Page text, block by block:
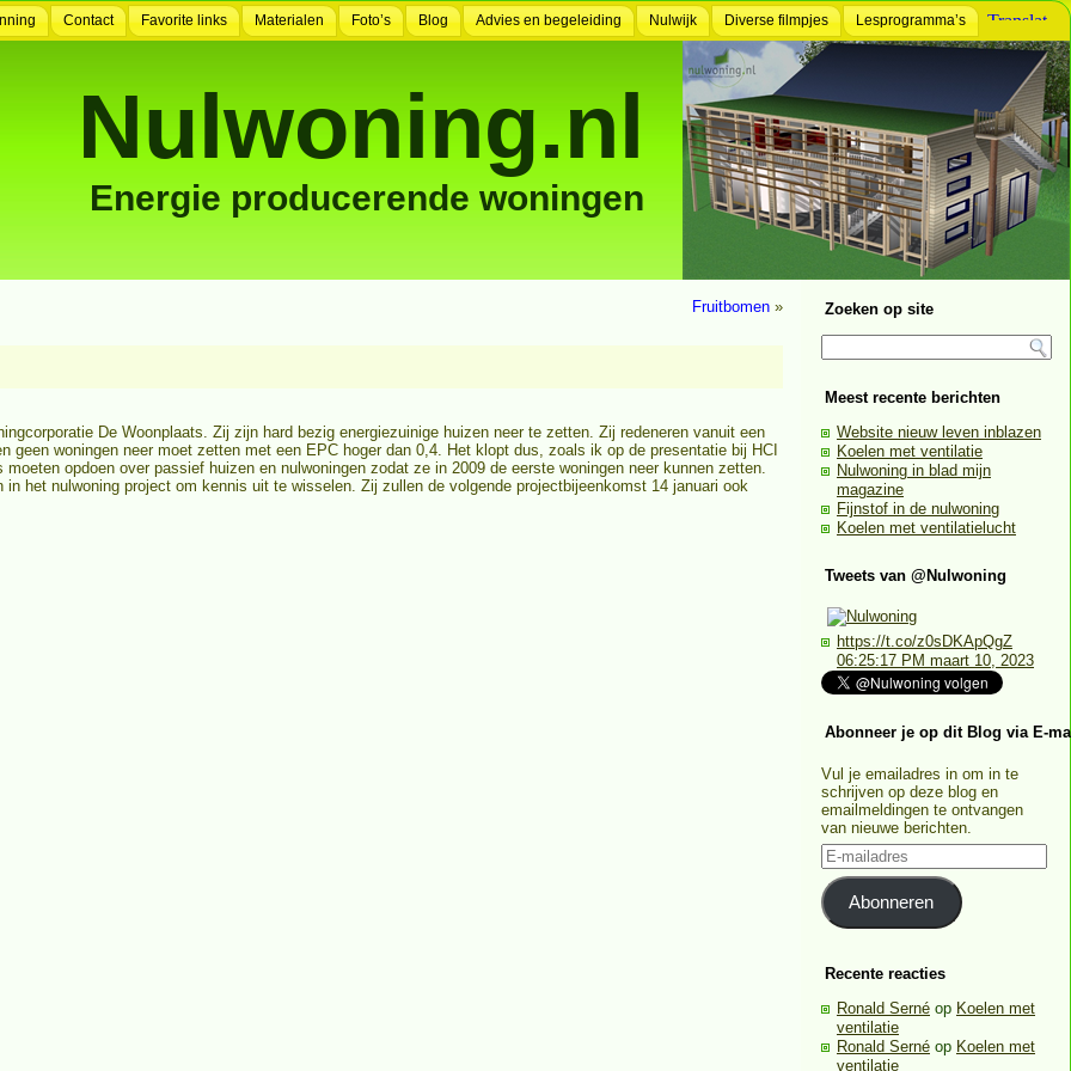
Contact Favorite links Materialen Foto’s Blog Advies en begeleiding Nulwijk Diverse filmpjes Lesprogramma’s
Nulwoning.nl
Energie producerende woningen
Fruitbomen »
De Woonplaats. Zij zijn hard bezig energiezuinige huizen neer te zetten. Zij redeneren vanuit een
woningen neer moet zetten met een EPC hoger dan 0,4. Het klopt dus, zoals ik op de presentatie bij HCI
opdoen over passief huizen en nulwoningen zodat ze in 2009 de eerste woningen neer kunnen zetten.
het nulwoning project om kennis uit te wisselen. Zij zullen de volgende projectbijeenkomst 14 januari ook
Zoeken op site
Meest recente berichten
Website nieuw leven inblazen
Koelen met ventilatie
Nulwoning in blad mijn
magazine
Fijnstof in de nulwoning
Koelen met ventilatielucht
Tweets van @Nulwoning
https://t.co/z0sDKApQgZ
06:25:17 PM maart 10, 2023
Abonneer je op dit Blog via E-
Vul je emailadres in om in te
schrijven op deze blog en
emailmeldingen te ontvangen
van nieuwe berichten.
E-
mailadres
Abonneren
Recente reacties
Ronald Serné op Koelen met
ventilatie
Ronald Serné op Koelen met
ventilatie